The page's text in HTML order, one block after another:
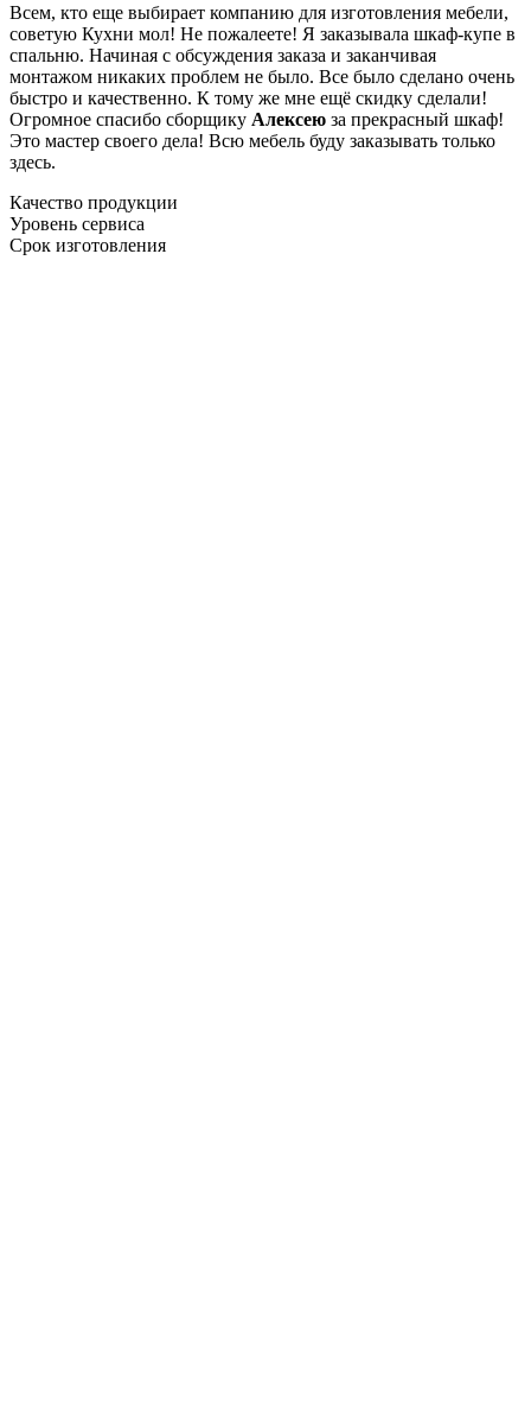
Всем, кто еще выбирает компанию для изготовления мебели,
советую Кухни мол! Не пожалеете! Я заказывала шкаф-купе в
спальню. Начиная с обсуждения заказа и заканчивая
монтажом никаких проблем не было. Все было сделано очень
быстро и качественно. К тому же мне ещё скидку сделали!
Огромное спасибо сборщику Алексею за прекрасный шкаф!
Это мастер своего дела! Всю мебель буду заказывать только
здесь.
Качество продукции
Уровень сервиса
Срок изготовления